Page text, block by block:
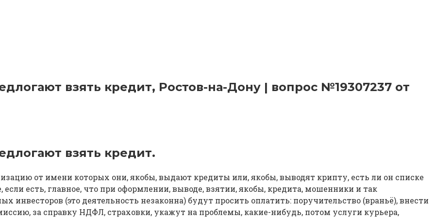
взять кредит, Ростов-на-Дону | вопрос №19307237 от
взять кредит.
от имени которых они, якобы, выдают кредиты или, якобы, выводят крипту, есть ли он списке
есть, главное, что при оформлении, выводе, взятии, якобы, кредита, мошенники и так
(это деятельность незаконна) будут просить оплатить: поручительство (враньё), внести
за справку НДФЛ, страховки, укажут на проблемы, какие-нибудь, потом услуги курьера,